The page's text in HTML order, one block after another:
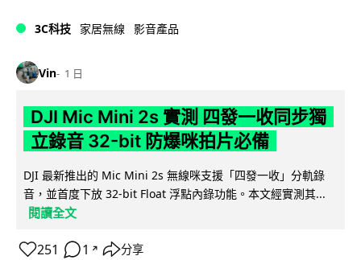
3C科技 家居無線 影音產品
Vin 1 日
DJI Mic Mini 2s 實測 四發一收同步獨
立錄音 32-bit 防爆咪拍片必備
DJI 最新推出的 Mic Mini 2s 無線咪支援「四發一收」分軌錄
音，並首度下放 32-bit Float 浮點內錄功能。本文經實測其...
閱讀全文
251 1 ↗ 分享